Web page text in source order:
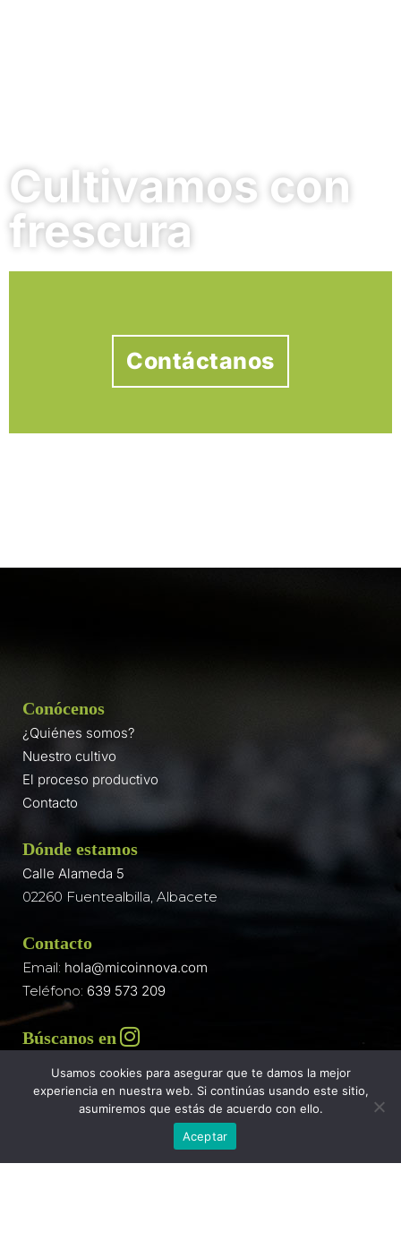
Cultivamos con
frescura
Contáctanos
Conócenos
¿Quiénes somos?
Nuestro cultivo
El proceso productivo
Contacto
Dónde estamos
Calle Alameda 5
02260 Fuentealbilla, Albacete
Contacto
Email: hola@micoinnova.com
Teléfono: 639 573 209
Búscanos en
Usamos cookies para asegurar que te damos la mejor
experiencia en nuestra web. Si continúas usando este sitio,
asumiremos que estás de acuerdo con ello.
Aceptar